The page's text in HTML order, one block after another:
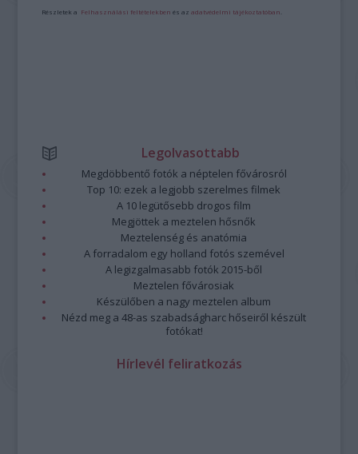
Részletek a Felhasználási feltételekben és azadatvédelmi tájékoztatóban
Legolvasottabb
Megdöbbentő fotók a néptelen fővárosról
Top 10: ezek a legjobb szerelmes filmek
A 10 legütősebb drogos film
Megjöttek a meztelen hősnők
Meztelenség és anatómia
A forradalom egy holland fotós szemével
A legizgalmasabb fotók 2015-ből
Meztelen fővárosiak
Készülőben a nagy meztelen album
Nézd meg a 48-as szabadságharc hőseiről készült
fotókat!
Hírlevél feliratkozás